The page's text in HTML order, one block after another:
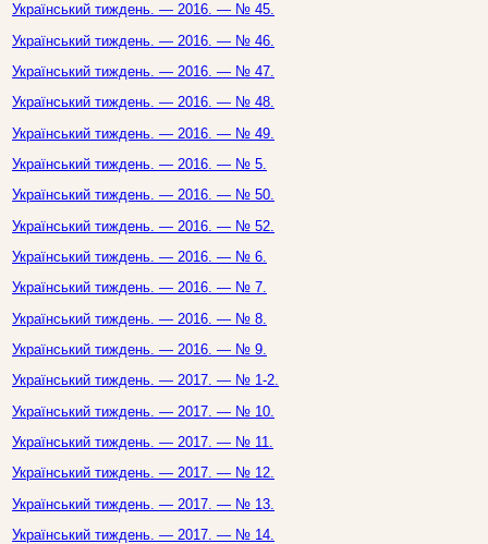
Український тиждень. — 2016. — № 45.
Український тиждень. — 2016. — № 46.
Український тиждень. — 2016. — № 47.
Український тиждень. — 2016. — № 48.
Український тиждень. — 2016. — № 49.
Український тиждень. — 2016. — № 5.
Український тиждень. — 2016. — № 50.
Український тиждень. — 2016. — № 52.
Український тиждень. — 2016. — № 6.
Український тиждень. — 2016. — № 7.
Український тиждень. — 2016. — № 8.
Український тиждень. — 2016. — № 9.
Український тиждень. — 2017. — № 1-2.
Український тиждень. — 2017. — № 10.
Український тиждень. — 2017. — № 11.
Український тиждень. — 2017. — № 12.
Український тиждень. — 2017. — № 13.
Український тиждень. — 2017. — № 14.